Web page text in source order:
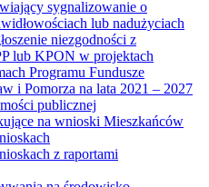
sygnalizowanie o
lub nadużyciach
niezgodności z
lub KPON w projektach
Programu Fundusze
i Pomorza na lata 2021 – 2027
publicznej
na wnioski Mieszkańców
z raportami